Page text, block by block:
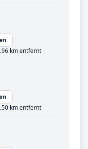
km entfernt
km entfernt